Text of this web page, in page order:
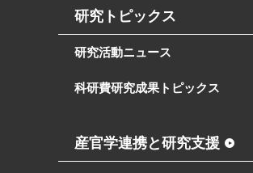
研究トピックス
研究活動ニュース
科研費研究成果トピックス
産官学連携と研究支援